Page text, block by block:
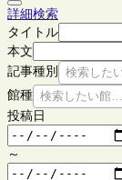
詳細検索
タイトル
本文
記事種別
検索した
館種 検索したい館
投稿日
～